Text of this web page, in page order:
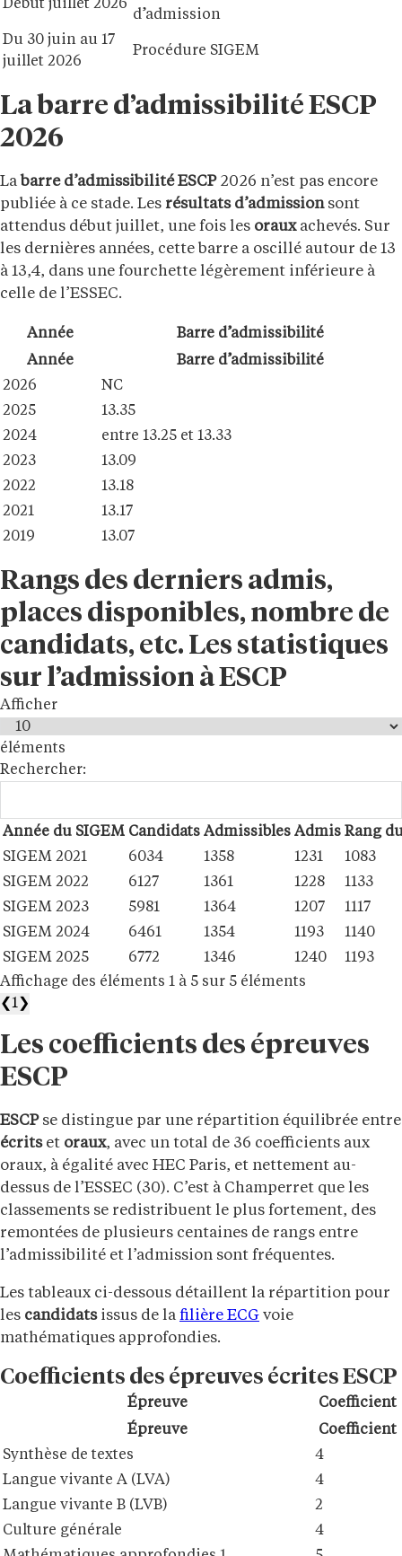
Début juillet 2026
d’admission
Du 30 juin au 17
juillet 2026
Procédure SIGEM
La barre d’admissibilité ESCP
2026
La barre d’admissibilité ESCP2026 n’est pas encore
publiée à ce stade. Les résultats d’admissionsont
attendus début juillet, une fois les orauxachevés. Sur
les dernières années, cette barre a oscillé autour de 13
à 13,4, dans une fourchette légèrement inférieure à
celle de l’ESSEC.
Année
Barre d’admissibilité
Année
Barre d’admissibilité
2026
NC
2025
13.35
2024
entre 13.25 et 13.33
2023
13.09
2022
13.18
2021
13.17
2019
13.07
Rangs des derniers admis,
places disponibles, nombre de
candidats, etc. Les statistiques
sur l’admission à ESCP
Afficher
éléments
Rechercher:
Année du SIGEM Candidats Admissibles Admis Rang
SIGEM 2021
6034 1358 1231
1083
SIGEM 2022
6127 1361 1228
1133
SIGEM 2023
5981 1364 1207
1117
SIGEM 2024
6461 1354 1193
1140
SIGEM 2025
6772 1346 1240
1193
Affichage des éléments 1 à 5 sur 5 éléments
❮1 ❯
Les coefficients des épreuves
ESCP
ESCPse distingue par une répartition équilibrée entre
écritset oraux, avec un total de 36 coefficients aux
oraux, à égalité avec HEC Paris, et nettement au-
dessus de l’ESSEC (30). C’est à Champerret que les
classements se redistribuent le plus fortement, des
remontées de plusieurs centaines de rangs entre
l’admissibilité et l’admission sont fréquentes.
Les tableaux ci-dessous détaillent la répartition pour
les candidatsissus de la filière ECG voie
mathématiques approfondies.
Coefficients des épreuves écrites ESCP
Épreuve
Coefficient
Épreuve
Coefficient
Synthèse de textes
4
Langue vivante A (LVA)
4
Langue vivante B (LVB)
2
Culture générale
4